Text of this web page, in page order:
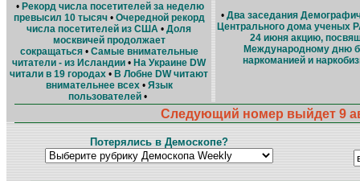
• Рекорд числа посетителей за неделю
превысил 10 тысяч• Очередной рекорд
числа посетителей из США • Доля
москвичей продолжает
сокращаться• Самые внимательные
читатели - из Исландии • На Украине DW
читали в 19 городах • В Лобне DW читают
внимательнее всех• Язык
пользователей •
• Два заседания
Центрального дома ученых
24 июня акцию,
Международному дню
наркоманией и
Следующий номер выйдет 9
Потерялись в Демоскопе?